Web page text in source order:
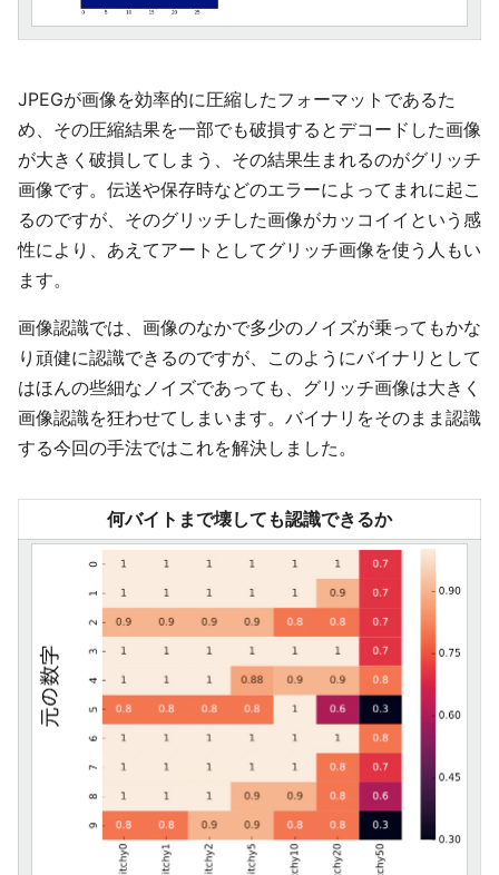
JPEGが画像を効率的に圧縮したフォーマットであるた
め、その圧縮結果を一部でも破損するとデコードした画像
が大きく破損してしまう、その結果生まれるのがグリッチ
画像です。伝送や保存時などのエラーによってまれに起こ
るのですが、そのグリッチした画像がカッコイイという感
性により、あえてアートとしてグリッチ画像を使う人もい
ます。
画像認識では、画像のなかで多少のノイズが乗ってもかな
り頑健に認識できるのですが、このようにバイナリとして
はほんの些細なノイズであっても、グリッチ画像は大きく
画像認識を狂わせてしまいます。バイナリをそのまま認識
する今回の手法ではこれを解決しました。
何バイトまで壊しても認識できるか